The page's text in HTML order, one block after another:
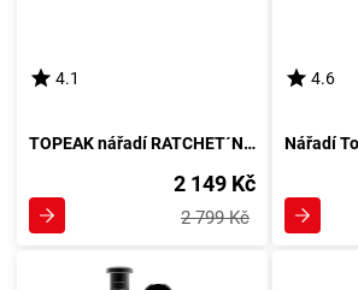
4.1
TOPEAK nářadí RATCHET´N ROLL PRO
2 149 Kč
2 799 Kč
4.6